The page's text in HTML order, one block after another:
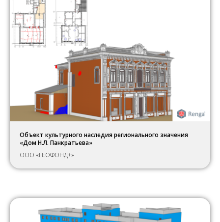
Объект культурного наследия регионального значения
«Дом Н.Л. Панкратьева»
ООО «ГЕОФОНД+»